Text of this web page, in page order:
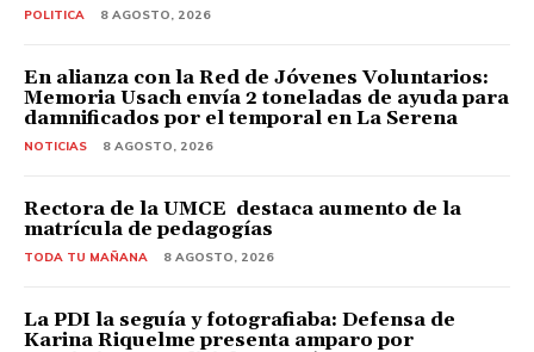
POLITICA 8 AGOSTO, 2026
En alianza con la Red de Jóvenes Voluntarios:
Memoria Usach envía 2 toneladas de ayuda para
damnificados por el temporal en La Serena
NOTICIAS 8 AGOSTO, 2026
Rectora de la UMCE destaca aumento de la
matrícula de pedagogías
TODA TU MAÑANA 8 AGOSTO, 2026
La PDI la seguía y fotografiaba: Defensa de
Karina Riquelme presenta amparo por